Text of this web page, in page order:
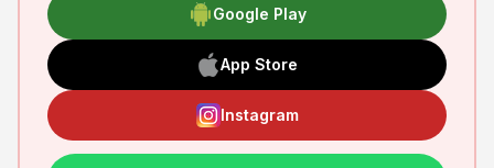
Google Play
App Store
Instagram